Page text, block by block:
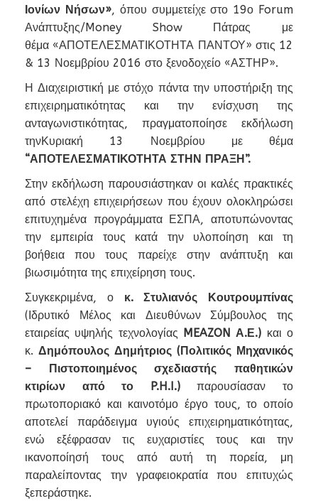
Ιονίων Νήσων», όπου συμμετείχε στο 19ο Forum
Ανάπτυξης/Money Show Πάτρας με
θέμα «ΑΠΟΤΕΛΕΣΜΑΤΙΚΟΤΗΤΑ ΠΑΝΤΟΥ» στις 12
& 13 Νοεμβρίου 2016 στο ξενοδοχείο «ΑΣΤΗΡ».
Η Διαχειριστική με στόχο πάντα την υποστήριξη της
επιχειρηματικότητας και την ενίσχυση της
ανταγωνιστικότητας, πραγματοποίησε εκδήλωση
τηνΚυριακή 13 Νοεμβρίου με θέμα
“ΑΠΟΤΕΛΕΣΜΑΤΙΚΟΤΗΤΑ ΣΤΗΝ ΠΡΑΞΗ”.
Στην εκδήλωση παρουσιάστηκαν οι καλές πρακτικές
από στελέχη επιχειρήσεων που έχουν ολοκληρώσει
επιτυχημένα προγράμματα ΕΣΠΑ, αποτυπώνοντας
την εμπειρία τους κατά την υλοποίηση και τη
βοήθεια που τους παρείχε στην ανάπτυξη και
βιωσιμότητα της επιχείρηση τους.
Συγκεκριμένα, ο κ. Στυλιανός Κουτρουμπίνας
(Ιδρυτικό Μέλος και Διευθύνων Σύμβουλος της
εταιρείας υψηλής τεχνολογίας MEAZON Α.Ε.) και ο
κ. Δημόπουλος Δημήτριος (Πολιτικός Μηχανικός
– Πιστοποιημένος σχεδιαστής παθητικών
κτιρίων από το P.H.I.)παρουσίασαν το
πρωτοποριακό και καινοτόμο έργο τους, το οποίο
αποτελεί παράδειγμα υγιούς επιχειρηματικότητας,
ενώ εξέφρασαν τις ευχαριστίες τους και την
ικανοποίησή τους από αυτή τη πορεία, μη
παραλείποντας την γραφειοκρατία που επιτυχώς
ξεπεράστηκε.